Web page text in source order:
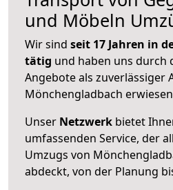
und Möbeln
Wir sind seit 17 Jahren in
tätig und haben uns durch
Angebote als zuverlässiger
Mönchengladbach
Unser Netzwerk bietet
umfassenden Service, der
Umzugs von
abdeckt, von der Planung